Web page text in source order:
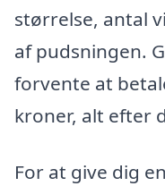
størrelse, antal
af pudsningen.
forvente at
kroner, alt efter
For at give dig